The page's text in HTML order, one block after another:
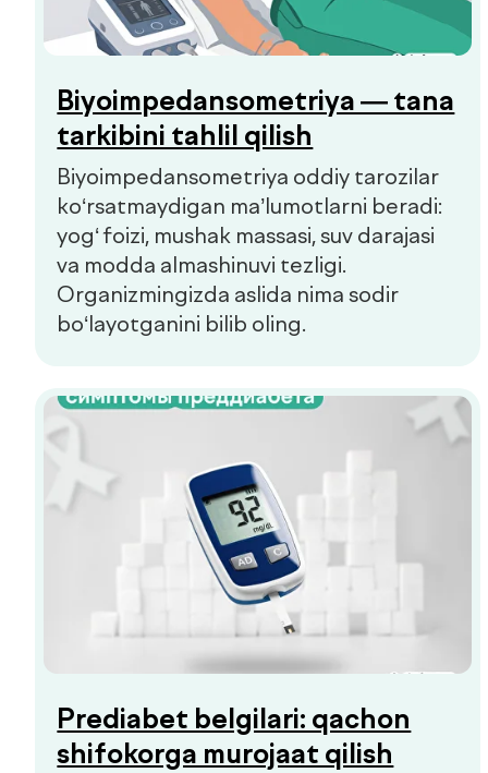
Prediabet belgilari: qachon
shifokorga murojaat qilish
kerak
o‘zgarishi yoki chanqoq birinchi e’tibor
mumkin.
ISO: har bir bemor bilishi kerak